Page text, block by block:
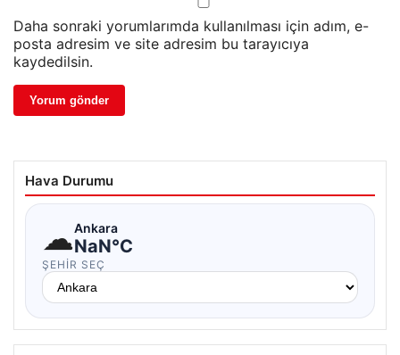
Daha sonraki yorumlarımda kullanılması için adım, e-
posta adresim ve site adresim bu tarayıcıya
kaydedilsin.
Hava Durumu
☁Ankara
NaN°C
ŞEHIR SEÇ